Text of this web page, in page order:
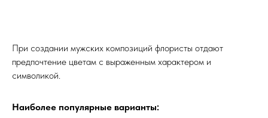
При создании мужских композиций флористы отдают
предпочтение цветам с выраженным характером и
символикой.
Наиболее популярные варианты: